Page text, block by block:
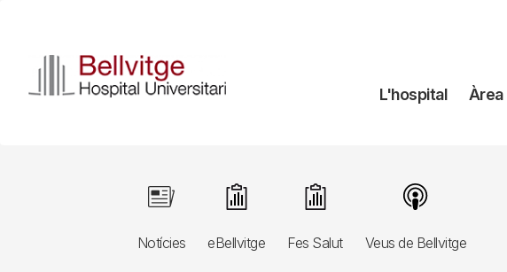
contingut
Navegación
L'hospital Àrea
Notícies
Image
eBellvitge
Image
Fes Salut
Image
Veus de Bellvitge
Image